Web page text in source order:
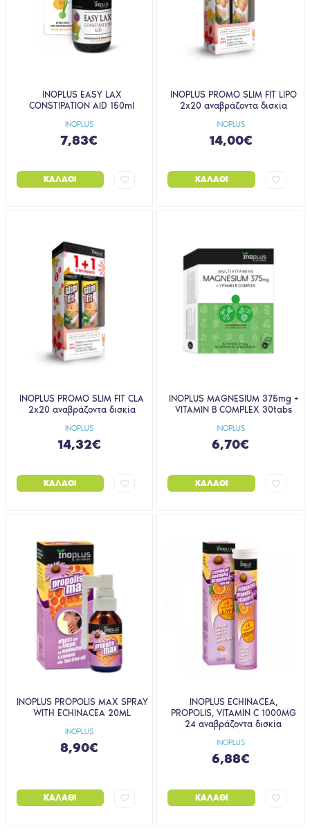
INOPLUS
INOPLUS EASY LAX
CONSTIPATION AID 150ml
7,83€
ΚΑΛΆΘΙ
INOPLUS
INOPLUS PROMO SLIM FIT LIPO
2x20 αναβράζοντα δισκία
14,00€
ΚΑΛΆΘΙ
INOPLUS
INOPLUS PROMO SLIM FIT CLA
2x20 αναβράζοντα δισκία
14,32€
ΚΑΛΆΘΙ
INOPLUS
INOPLUS MAGNESIUM 375mg +
VITAMIN B COMPLEX 30tabs
6,70€
ΚΑΛΆΘΙ
INOPLUS
INOPLUS PROPOLIS MAX SPRAY
WITH ECHINACEA 20ML
8,90€
ΚΑΛΆΘΙ
INOPLUS
INOPLUS ECHINACEA,
PROPOLIS, VITAMIN C 1000MG
24 αναβράζοντα δισκία
6,88€
ΚΑΛΆΘΙ